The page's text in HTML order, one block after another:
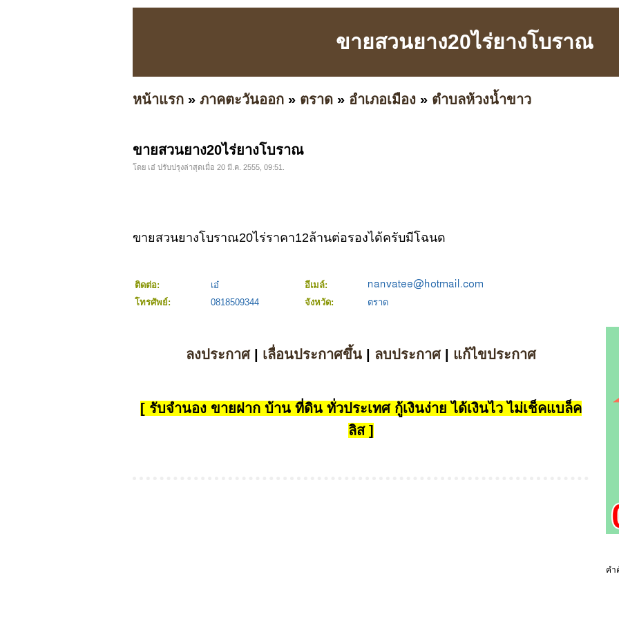
ขายสวนยาง20ไร่ยางโบราณ
หน้าแรก » ภาคตะวันออก » ตราด » อำเภอเมือง » ตำบลห้วงน้ำขาว
ขายสวนยาง20ไร่ยางโบราณ
โดย เอ๋ ปรับปรุงล่าสุดเมื่อ 20 มี.ค. 2555, 09:51.
ขายสวนยางโบราณ20ไร่ราคา12ล้านต่อรองได้ครับมีโฉนด
ติดต่อ: เอ๋
อีเมล์:
โทรศัพย์:
0818509344 จังหวัด: ตราด
ลงประกาศ| เลื่อนประกาศขึ้น| ลบประกาศ| แก้ไขประกาศ
[ รับจำนอง ขายฝาก บ้าน ที่ดิน ทั่วประเทศ กู้เงินง่าย ได้เงินไว ไม่เช็คแบล็ค
ลิส ]
คำ